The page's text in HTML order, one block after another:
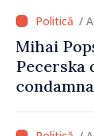
talibană.
vizite a
evaluare
/
Mihai
Pecerska
cultural al